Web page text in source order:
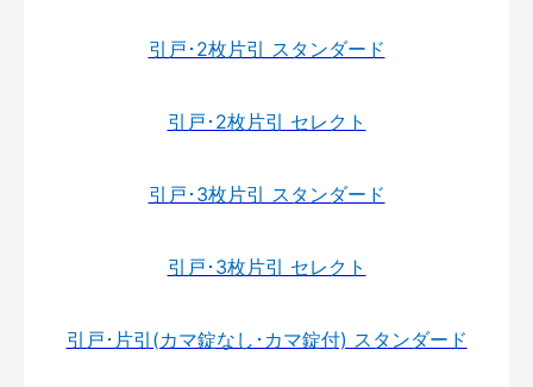
引戸･2枚片引 スタンダード
引戸･2枚片引 セレクト
引戸･3枚片引 スタンダード
引戸･3枚片引 セレクト
引戸･片引(カマ錠なし･カマ錠付) スタンダード